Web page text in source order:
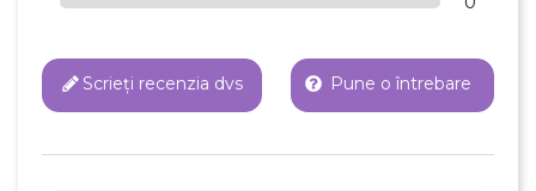
Scrieți recenzia dvs Pune o întrebare
Anuleaza
Creeaza o lista de dorinte